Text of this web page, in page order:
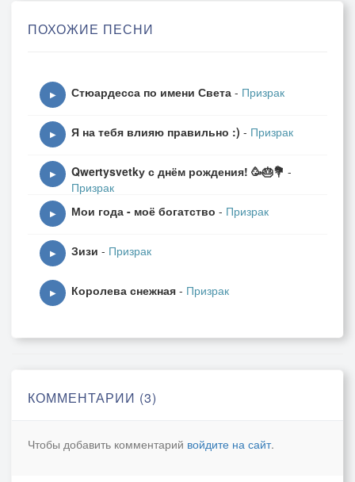
ПОХОЖИЕ ПЕСНИ
▶ Стюардесса по имени Света - Призрак
▶ Я на тебя влияю правильно :) - Призрак
▶ Qwertysvetkу с днём рождения! 🥳🎂💐 -
Призрак
▶ Мои года - моё богатство - Призрак
▶ Зизи - Призрак
▶ Королева снежная - Призрак
КОММЕНТАРИИ (3)
Чтобы добавить комментарий войдите на сайт.